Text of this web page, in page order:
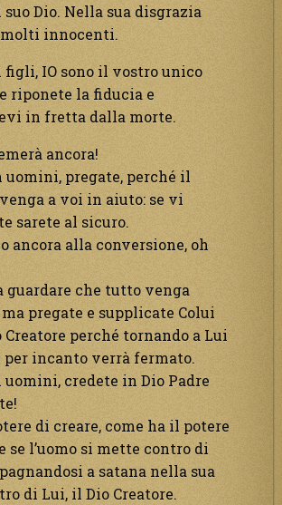
Dio. Nella sua disgrazia
innocenti.
IO sono il vostro unico
riponete la fiducia e
in fretta dalla morte.
ancora!
uomini, pregate, perché il
a voi in aiuto: se vi
sarete al sicuro.
ancora alla conversione, oh
guardare che tutto venga
pregate e supplicate Colui
Creatore perché tornando a Lui
per incanto verrà fermato.
uomini, credete in Dio Padre
di creare, come ha il potere
se l’uomo si mette contro di
a satana nella sua
di Lui, il Dio Creatore.